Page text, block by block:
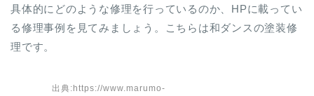
具体的にどのような修理を行っているのか、HPに載ってい
る修理事例を見てみましょう。こちらは和ダンスの塗装修
理です。
出典:https://www.marumo-